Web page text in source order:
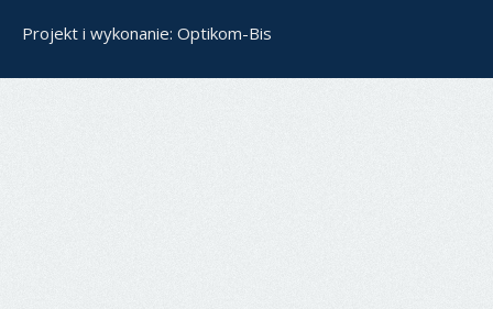
Projekt i wykonanie: Optikom-Bis